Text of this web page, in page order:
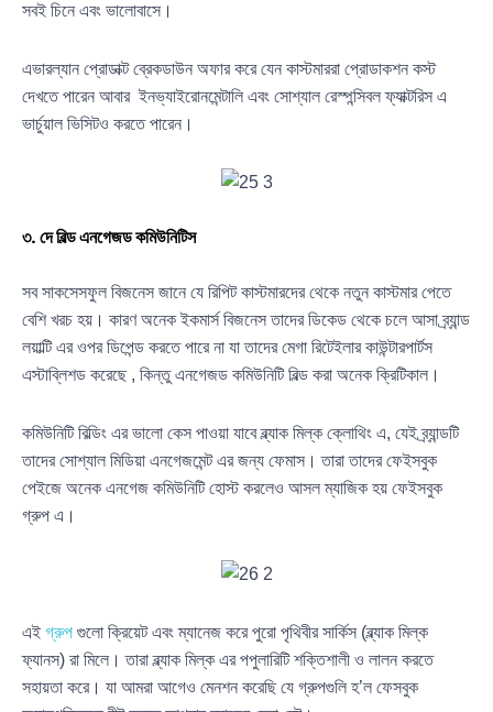
সবই চিনে এবং ভালোবাসে।
এভারল্যান প্রোডাক্ট ব্রেকডাউন অফার করে যেন কাস্টমাররা প্রোডাকশন কস্ট
দেখতে পারেন আবার ইনভ্যাইরোনমেন্টালি এবং সোশ্যাল রেস্পন্সিবল ফ্যাক্টরিস এ
ভার্চুয়াল ভিসিটও করতে পারেন।
৩. দে বিল্ড এনগেজড কমিউনিটিস
সব সাকসেসফুল বিজনেস জানে যে রিপিট কাস্টমারদের থেকে নতুন কাস্টমার পেতে
বেশি খরচ হয়। কারণ অনেক ইকমার্স বিজনেস তাদের ডিকেড থেকে চলে আসা ব্র্যান্ড
লয়াল্টি এর ওপর ডিপেন্ড করতে পারে না যা তাদের মেগা রিটেইলার কাউন্টারপার্টস
এস্টাব্লিশড করেছে , কিন্তু এনগেজড কমিউনিটি বিল্ড করা অনেক ক্রিটিকাল।
কমিউনিটি বিল্ডিং এর ভালো কেস পাওয়া যাবে ব্ল্যাক মিল্ক ক্লোথিং এ, যেই ব্র্যান্ডটি
তাদের সোশ্যাল মিডিয়া এনগেজমেন্ট এর জন্য ফেমাস। তারা তাদের ফেইসবুক
পেইজে অনেক এনগেজ কমিউনিটি হোস্ট করলেও আসল ম্যাজিক হয় ফেইসবুক
গ্রুপ এ।
এই গ্রুপ গুলো ক্রিয়েট এবং ম্যানেজ করে পুরো পৃথিবীর সার্কিস (ব্ল্যাক মিল্ক
ফ্যানস) রা মিলে। তারা ব্ল্যাক মিল্ক এর পপুলারিটি শক্তিশালী ও লালন করতে
সহায়তা করে। যা আমরা আগেও মেনশন করেছি যে গ্রুপগুলি হ’ল ফেসবুক